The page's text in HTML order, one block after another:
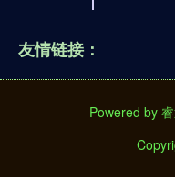
友情链接：
Powered by